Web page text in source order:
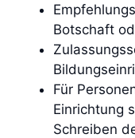
Botschaft
Für
Einrichtung
Schreiben